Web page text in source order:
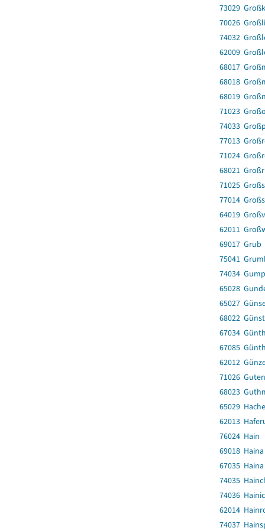
73029
70026
74032
62009
68017
68018
68019
71023
74033
77013
71024
68021
71025
77014
64019
62011
69017 Grub
75041
74034
65028
65027
68022
67034
67085
62012
71026
68023
65029
62013
76024 Hain
69018 Haina
67035 Haina
74035
74036
62014
74037